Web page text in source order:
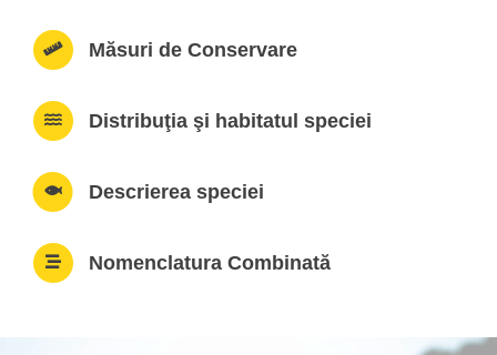
Măsuri de Conservare
Distribuţia şi habitatul speciei
Descrierea speciei
Nomenclatura Combinată